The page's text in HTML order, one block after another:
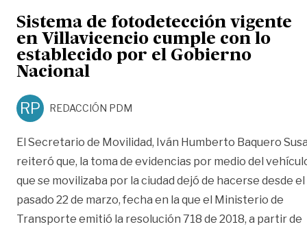
Sistema de fotodetección vigente
en Villavicencio cumple con lo
establecido por el Gobierno
Nacional
RP REDACCIÓN PDM
El Secretario de Movilidad, Iván Humberto Baquero
reiteró que, la toma de evidencias por medio del
que se movilizaba por la ciudad dejó de hacerse desde el
pasado 22 de marzo, fecha en la que el Ministerio de
Transporte emitió la resolución 718 de 2018, a partir de